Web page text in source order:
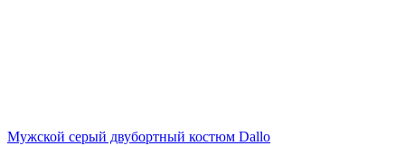
Мужской серый двубортный костюм Dallo